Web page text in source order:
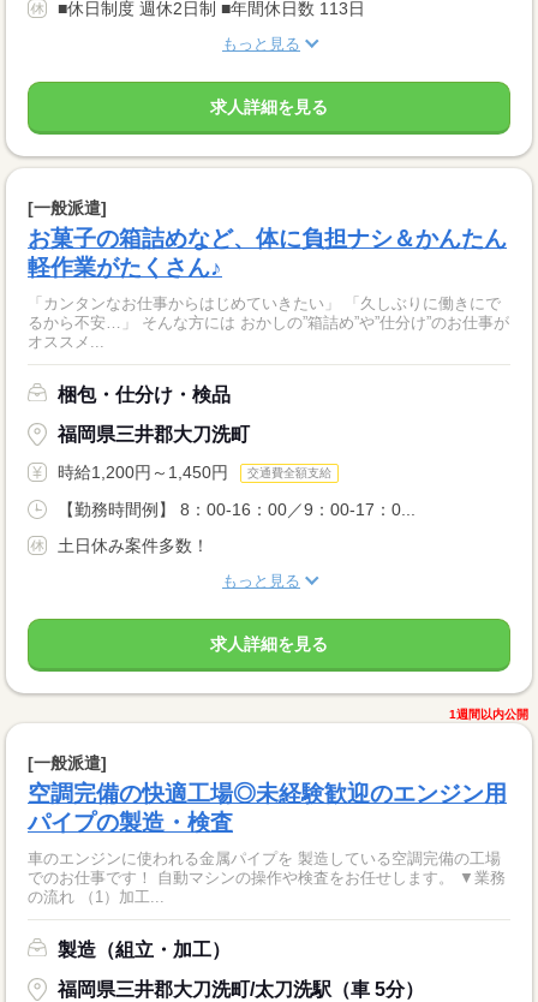
■休日制度 週休2日制 ■年間休日数 113日
もっと見る
求人詳細を見る
[一般派遣]
お菓子の箱詰めなど、体に負担ナシ＆かんたん
軽作業がたくさん♪
「カンタンなお仕事からはじめていきたい」 「久しぶりに働きにで
るから不安…」 そんな方には おかしの”箱詰め”や”仕分け”のお仕事が
オススメ...
梱包・仕分け・検品
福岡県三井郡大刀洗町
時給1,200円～1,450円 交通費全額支給
【勤務時間例】 8：00-16：00／9：00-17：0...
土日休み案件多数！
もっと見る
求人詳細を見る
1週間以内公開
[一般派遣]
空調完備の快適工場◎未経験歓迎のエンジン用
パイプの製造・検査
車のエンジンに使われる金属パイプを 製造している空調完備の工場
でのお仕事です！ 自動マシンの操作や検査をお任せします。 ▼業務
の流れ （1）加工...
製造（組立・加工）
福岡県三井郡大刀洗町/太刀洗駅（車 5分）